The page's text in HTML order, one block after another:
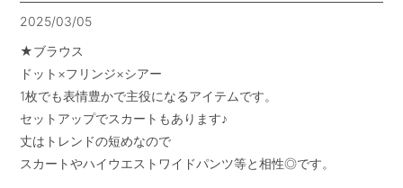
2025/03/05
★ブラウス
ドット×フリンジ×シアー
1枚でも表情豊かで主役になるアイテムです。
セットアップでスカートもあります♪
丈はトレンドの短めなので
スカートやハイウエストワイドパンツ等と相性◎です。